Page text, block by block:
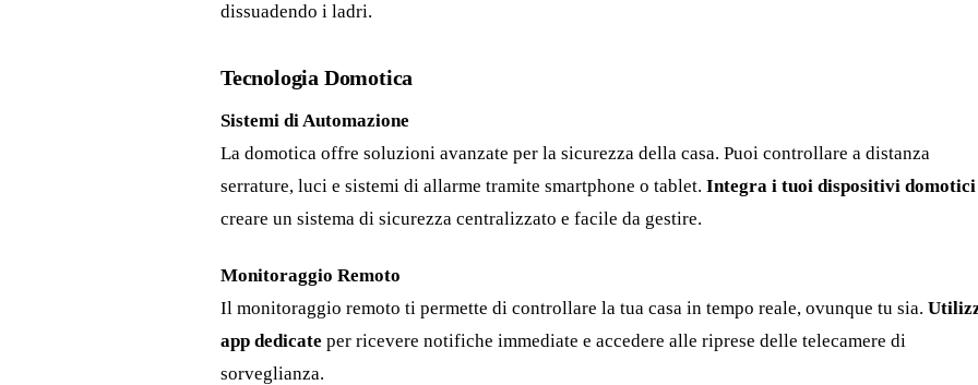
dissuadendo i ladri.
Tecnologia Domotica
Sistemi di Automazione
La domotica offre soluzioni avanzate per la sicurezza della casa. Puoi controllare a distanza
serrature, luci e sistemi di allarme tramite smartphone o tablet. Integra i tuoi dispositivi domotici
creare un sistema di sicurezza centralizzato e facile da gestire.
Monitoraggio Remoto
Il monitoraggio remoto ti permette di controllare la tua casa in tempo reale, ovunque tu sia.
app dedicate per ricevere notifiche immediate e accedere alle riprese delle telecamere di
sorveglianza.